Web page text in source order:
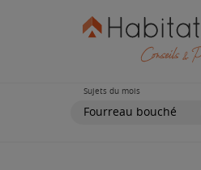
Sujets du mois
Fourreau bouché